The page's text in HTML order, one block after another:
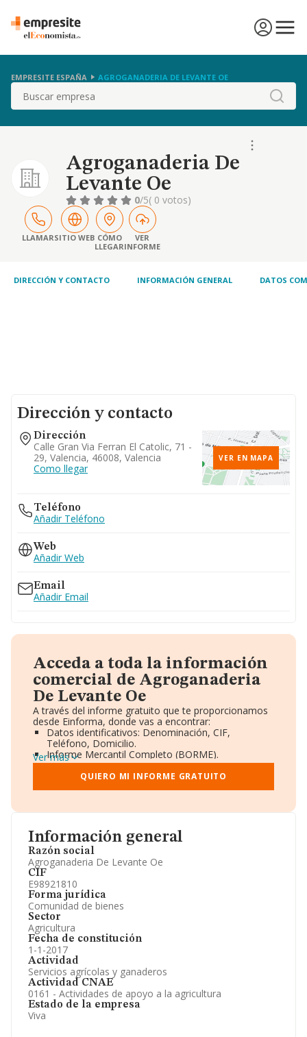
EMPRESITE ESPAÑA AGROGANADERIA DE LEVANTE OE
Buscar
Agroganaderia De
Levante Oe
0/5( 0 votos)
LLAMARSITIO WEB CÓMO
LLEGAR
VER
INFORME
DIRECCIÓN Y CONTACTO INFORMACIÓN GENERAL DATOS
Información general
Razón social
Agroganaderia De Levante Oe
CIF
E98921810
Forma jurídica
Comunidad de bienes
Sector
Agricultura
Fecha de constitución
1-1-2017
Actividad
Servicios agrícolas y ganaderos
Actividad CNAE
0161 - Actividades de apoyo a la agricultura
Estado de la empresa
Viva
Dirección y contacto
Dirección
Calle Gran Via Ferran El Catolic, 71 -
29, Valencia, 46008, Valencia
Como llegar
VER EN MAPA
Teléfono
Añadir Teléfono
Web
Añadir Web
Email
Añadir Email
Acceda a toda la información
comercial de Agroganaderia
De Levante Oe
A través del informe gratuito que te proporcionamos
desde Einforma, donde vas a encontrar:
Datos identificativos: Denominación, CIF,
Teléfono, Domicilio.
Informe Mercantil Completo (BORME).
Gráficos de Evolución Ventas y Empleados.
Consejo de Administración y Administradores.
Directivos y Ejecutivos.
Información oficial y registral complementaria.
Ver más
QUIERO MI INFORME GRATUITO